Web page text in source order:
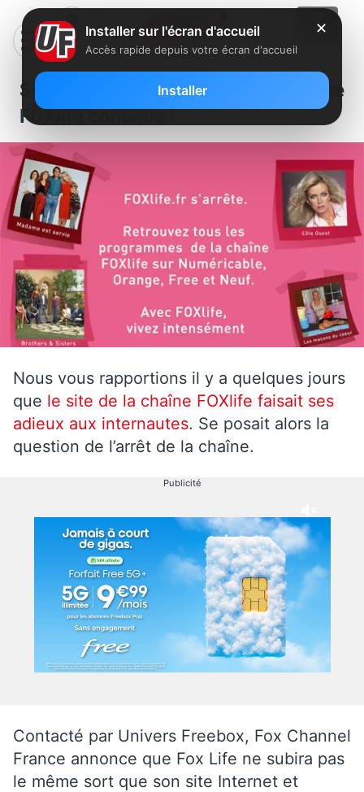
Si son site web s’arrête, la chaîne
FOXlife continue !
Nous vous rapportions il y a quelques jours
que le site de la chaîne FOXlife faisait ses
adieux aux internautes. Se posait alors la
question de l’arrêt de la chaîne.
Publicité
Contacté par Univers Freebox, Fox Channel
France annonce que Fox Life ne subira pas
le même sort que son site Internet et
✕
Installer sur l'écran d'accueil
Accès rapide depuis votre écran d'accueil
Installer